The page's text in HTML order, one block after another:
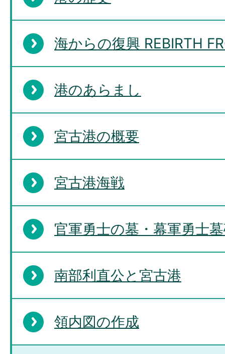
海からの復興 REBIRTH
港のあらまし
宮古港の概要
宮古港海戦
官軍勇士の墓・幕軍勇士
南部利直公と宮古港
領内図の作成